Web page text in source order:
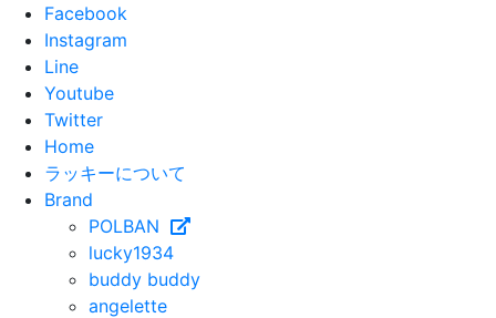
Facebook
Instagram
Line
Youtube
Twitter
Home
ラッキーについて
Brand
POLBAN
lucky1934
buddy buddy
angelette